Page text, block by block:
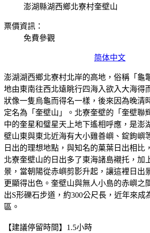
澎湖縣湖西鄉北寮村奎壁山
票價資訊：
免費參觀
简体中文
澎湖湖西鄉北寮村北岸的高地，俗稱「龜
地由東南往西北遠眺行四海入欲入大海得
狀像一隻烏龜而得名一樣，後來因為晚清
定名為「奎壁山」。北寮奎壁的「奎壁聯
中的奎星和璧星天上地下遙相呼應，是澎
壁山東與東北近海有大小雞善嶼、錠鉤嶼
日出的理想地點，與知名的菓葉日出相比
北寮奎壁山的日出多了東海諸島襯托，加
景，當朝陽從赤嶼剪影升起，讓這裡日出
更顯得出色。奎壁山與無人小島的赤嶼之
出S形礫石步道，約300公尺長，近年來成
區。
【建議停留時間】1.5小時